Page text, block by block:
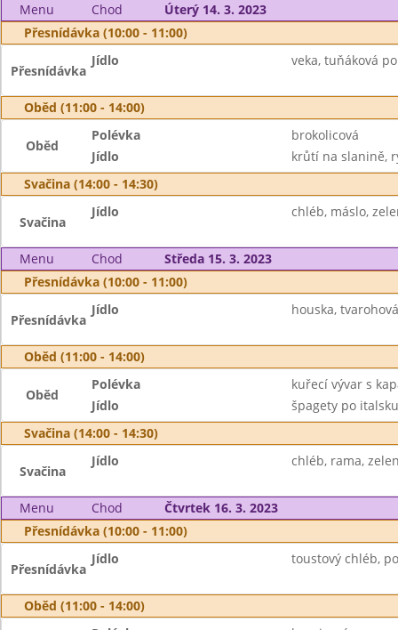
Menu Chod
Úterý 14. 3. 2023
Přesnídávka (10:00 - 11:00)
Přesnídávka
Jídlo veka, tuňáková
Oběd (11:00 - 14:00)
Oběd
Polévka
brokolicová
Jídlo
krůtí na slanině,
Svačina (14:00 - 14:30)
Svačina
Jídlo chléb, máslo,
Menu Chod
Středa 15. 3. 2023
Přesnídávka (10:00 - 11:00)
Přesnídávka
Jídlo houska,
Oběd (11:00 - 14:00)
Oběd
Polévka
kuřecí vývar s
Jídlo
špagety po
Svačina (14:00 - 14:30)
Svačina
Jídlo chléb, rama,
Menu Chod
Čtvrtek 16. 3. 2023
Přesnídávka (10:00 - 11:00)
Přesnídávka
Jídlo toustový chléb,
Oběd (11:00 - 14:00)